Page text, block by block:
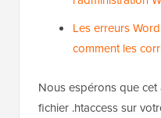
Les erreurs
comment les
Nous espérons que
fichier .htaccess sur